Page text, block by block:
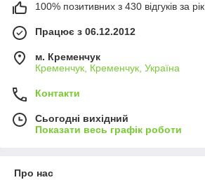
100% позитивних з 430 відгуків за рік
Працює з 06.12.2012
м. Кременчук
Кременчук, Кременчук, Україна
Контакти
Сьогодні вихідний
Показати весь графік роботи
Про нас